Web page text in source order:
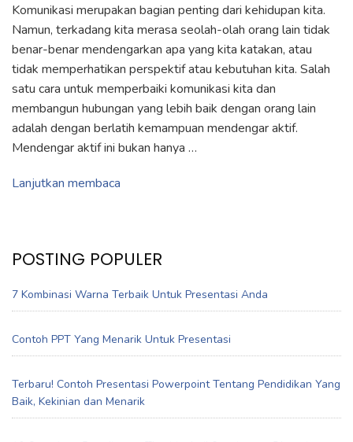
Komunikasi merupakan bagian penting dari kehidupan kita.
Namun, terkadang kita merasa seolah-olah orang lain tidak
benar-benar mendengarkan apa yang kita katakan, atau
tidak memperhatikan perspektif atau kebutuhan kita. Salah
satu cara untuk memperbaiki komunikasi kita dan
membangun hubungan yang lebih baik dengan orang lain
adalah dengan berlatih kemampuan mendengar aktif.
Mendengar aktif ini bukan hanya …
Lanjutkan membaca
POSTING POPULER
7 Kombinasi Warna Terbaik Untuk Presentasi Anda
Contoh PPT Yang Menarik Untuk Presentasi
Terbaru! Contoh Presentasi Powerpoint Tentang Pendidikan Yang
Baik, Kekinian dan Menarik